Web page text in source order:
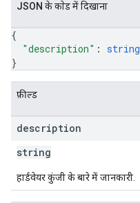
JSON के काेड में दिखाना
{
"description" : string
}
फ़ील्ड
description
string
हार्डवेयर कुंजी के बारे में जानकारी.